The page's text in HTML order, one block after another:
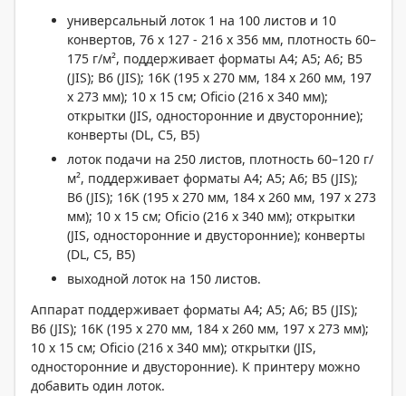
универсальный лоток 1 на 100 листов и 10
конвертов, 76 x 127 - 216 x 356 мм, плотность 60–
175 г/м², поддерживает форматы A4; A5; A6; B5
(JIS); B6 (JIS); 16K (195 x 270 мм, 184 x 260 мм, 197
x 273 мм); 10 x 15 см; Oficio (216 x 340 мм);
открытки (JIS, односторонние и двусторонние);
конверты (DL, C5, B5)
лоток подачи на 250 листов, плотность 60–120 г/
м², поддерживает форматы A4; A5; A6; B5 (JIS);
B6 (JIS); 16K (195 x 270 мм, 184 x 260 мм, 197 x 273
мм); 10 x 15 см; Oficio (216 x 340 мм); открытки
(JIS, односторонние и двусторонние); конверты
(DL, C5, B5)
выходной лоток на 150 листов.
Аппарат поддерживает форматы A4; A5; A6; B5 (JIS);
B6 (JIS); 16K (195 x 270 мм, 184 x 260 мм, 197 x 273 мм);
10 x 15 см; Oficio (216 x 340 мм); открытки (JIS,
односторонние и двусторонние). К принтеру можно
добавить один лоток.